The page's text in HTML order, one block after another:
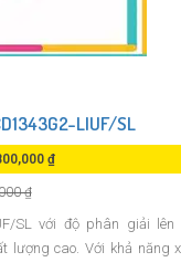
LIUF/SL
₫
₫
SL với độ phân giải lên
lượng cao. Với khả năng